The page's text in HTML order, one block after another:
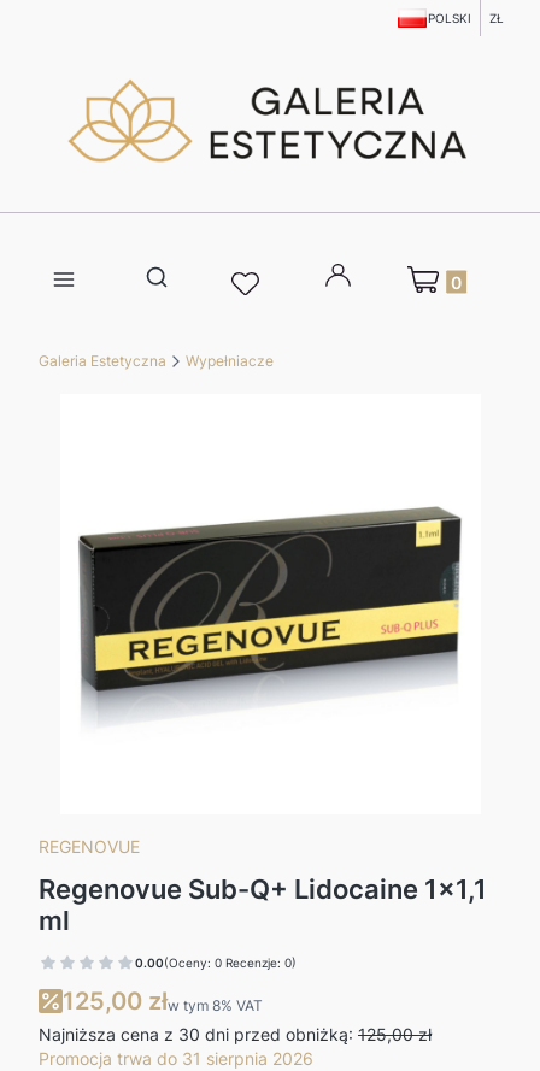
POLSKI ZŁ
Otwórz wyszukiwarkę
Produkty w
Galeria Estetyczna Wypełniacze
REGENOVUE
Regenovue Sub-Q+ Lidocaine 1x1,1
ml
0.00(Oceny: 0 Recenzje: 0)
125,00 złw tym 8% VAT
w tym 8% VAT
Najniższa cena z 30 dni przed obniżką: 125,00 zł
Promocja trwa do 31 sierpnia 2026